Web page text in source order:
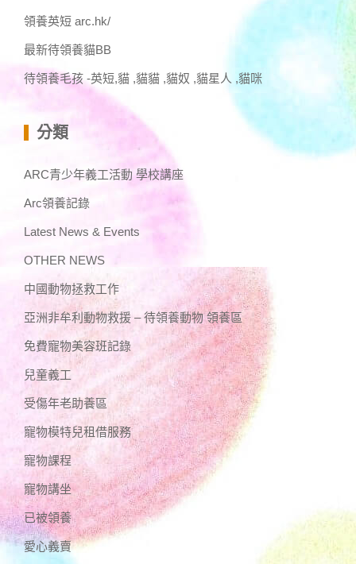
領養英短 arc.hk/
最新待領養貓BB
待領養毛孩 -英短,貓 ,貓貓 ,貓奴 ,貓星人 ,貓咪
分類
ARC青少年義工活動 學校講座
Arc領養記錄
Latest News & Events
OTHER NEWS
中國動物拯救工作
亞洲非牟利動物救援 – 待領養動物 領養區
免費寵物美容班記錄
兒童義工
受傷年老助養區
寵物模特兒租借服務
寵物課程
寵物講坐
已被領養
愛心義賣